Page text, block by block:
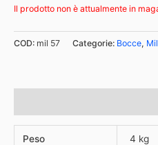
Il prodotto non è attualmente in
COD: mil 57 Categorie: Bocce,
Peso 4 kg